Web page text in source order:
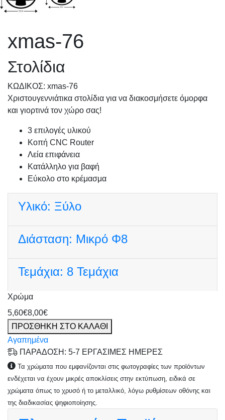
xmas-76
Στολίδια
KΩΔΙΚΟΣ: xmas-76
Χριστουγεννιάτικα στολίδια για να διακοσμήσετε όμορφα
και γιορτινά τον χώρο σας!
3 επιλογές υλικού
Κοπή CNC Router
Λεία επιφάνεια
Κατάλληλο για βαφή
Εύκολο στο κρέμασμα
Υλικό: Ξύλο
Διάσταση: Μικρό Φ8
Τεμάχια: 8 Τεμάχια
Χρώμα
Φυσικό
Άσπρο
Μαύρο
Ασημί
Χρυσό
5,60€8,00€
ΠΡΟΣΘΗΚΗ ΣΤΟ ΚΑΛΑΘΙ
Αγαπημένα
ΠΑΡΑΔΟΣΗ: 5-7 ΕΡΓΑΣΙΜΕΣ ΗΜΕΡΕΣ
Τα χρώματα που εμφανίζονται στις φωτογραφίες των προϊόντων
ενδέχεται να έχουν μικρές αποκλίσεις στην εκτύπωση, ειδικά σε
χρώματα όπως το χρυσό ή το μεταλλικό, λόγω ρυθμίσεων οθόνης και
της διαδικασίας ψηφιοποίησης.